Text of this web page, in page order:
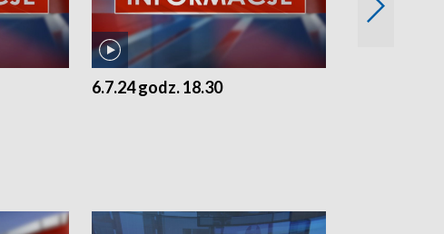
6.7.24 godz. 18.30